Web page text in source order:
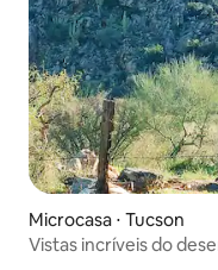
Microcasa ⋅ Tucson
Vistas incríveis do